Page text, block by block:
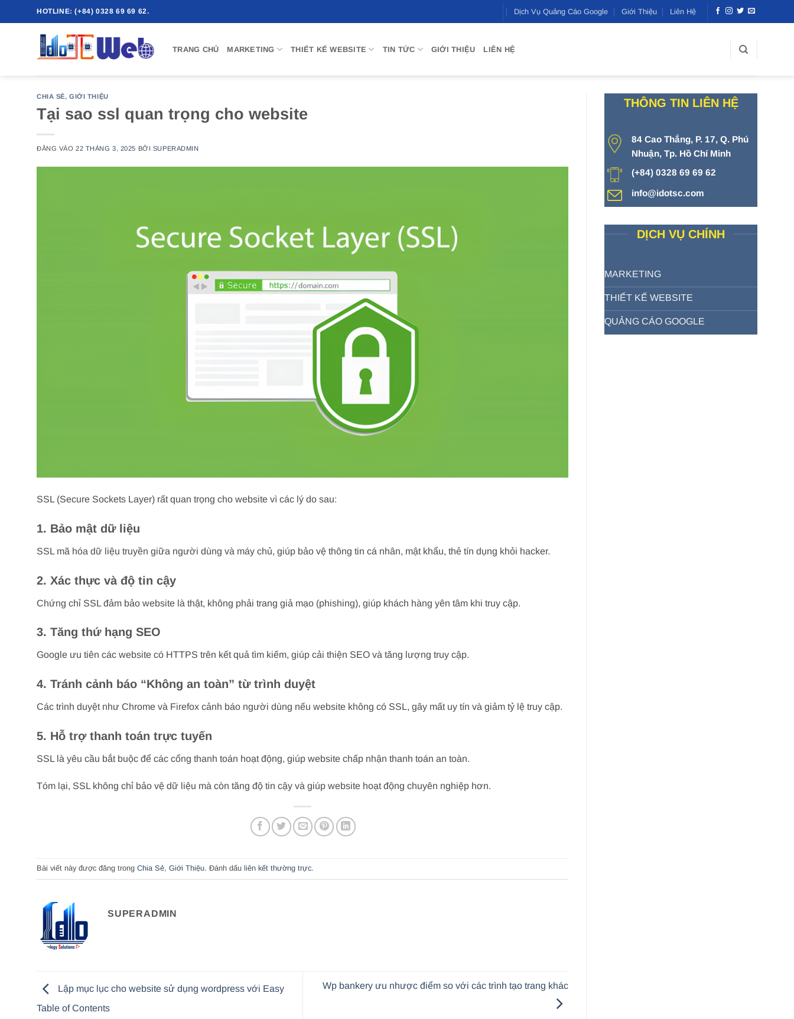
qua
HOTLINE: (+84) 0328 69 69 62. Dịch Vụ Quảng Cáo Google Giới Thiệu Liên Hệ
TRANG CHỦ MARKETING THIẾT KẾ WEBSITE TIN TỨC GIỚI THIỆU LIÊN HỆ
CHIA SẺ,GIỚI THIỆU
Tại sao ssl quan trọng cho website
ĐĂNG VÀO22 THÁNG 3, 2025 BỞI SUPERADMIN
SSL (Secure Sockets Layer) rất quan trọng cho website vì các lý do sau:
1. Bảo mật dữ liệu
SSL mã hóa dữ liệu truyền giữa người dùng và máy chủ, giúp bảo vệ thông tin cá nhân, mật khẩu, thẻ tín dụng khỏi hacker.
2. Xác thực và độ tin cậy
Chứng chỉ SSL đảm bảo website là thật, không phải trang giả mạo (phishing), giúp khách hàng yên tâm khi truy cập.
3. Tăng thứ hạng SEO
Google ưu tiên các website có HTTPS trên kết quả tìm kiếm, giúp cải thiện SEO và tăng lượng truy cập.
4. Tránh cảnh báo “Không an toàn” từ trình duyệt
Các trình duyệt như Chrome và Firefox cảnh báo người dùng nếu website không có SSL, gây mất uy tín và giảm tỷ lệ truy cập.
5. Hỗ trợ thanh toán trực tuyến
SSL là yêu cầu bắt buộc để các cổng thanh toán hoạt động, giúp website chấp nhận thanh toán an toàn.
Tóm lại, SSL không chỉ bảo vệ dữ liệu mà còn tăng độ tin cậy và giúp website hoạt động chuyên nghiệp hơn.
Bài viết này được đăng trong Chia Sẻ, Giới Thiệu. Đánh dấu liên kết thường trực.
SUPERADMIN
Lập mục lục cho website sử dụng wordpress với Easy
Table of Contents
Wp bankery ưu nhược điểm so với các trình tạo trang khác
THÔNG TIN LIÊN HỆ
84 Cao Thắng, P. 17, Q. Phú
Nhuận, Tp. Hồ Chí Minh
(+84) 0328 69 69 62
info@idotsc.com
DỊCH VỤ CHÍNH
MARKETING
THIẾT KẾ WEBSITE
QUẢNG CÁO GOOGLE